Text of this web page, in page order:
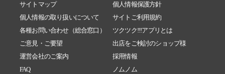
サイトマップ
個人情報保護方針
個人情報の取り扱いについて
サイトご利用規約
各種お問い合わせ（総合窓口）
ツクツク!!!アプリとは
ご意見・ご要望
出店をご検討のショップ様
運営会社のご案内
採用情報
FAQ
ノムノム